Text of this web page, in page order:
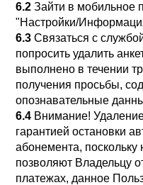
6.2 Зайти в мобильное
"Настройки/
6.3 Связаться с
попросить удалить
выполнено в течении
получения просьбы,
опознавательные
6.4 Внимание!
гарантией остановки
абонемента,
позволяют Владельцу
платежах, данное